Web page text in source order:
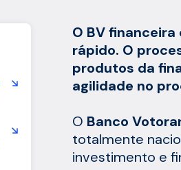
O BV
rápido. O
produtos da
agilidade no
O Banco
totalmente
investimento e